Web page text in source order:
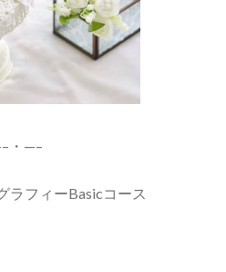
・—–
フィーBasicコース